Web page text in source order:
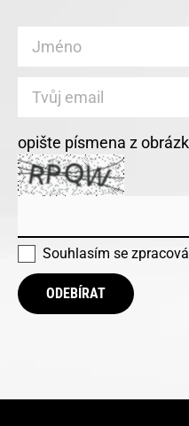
opište písmena z
Souhlasím se
ODEBÍRAT